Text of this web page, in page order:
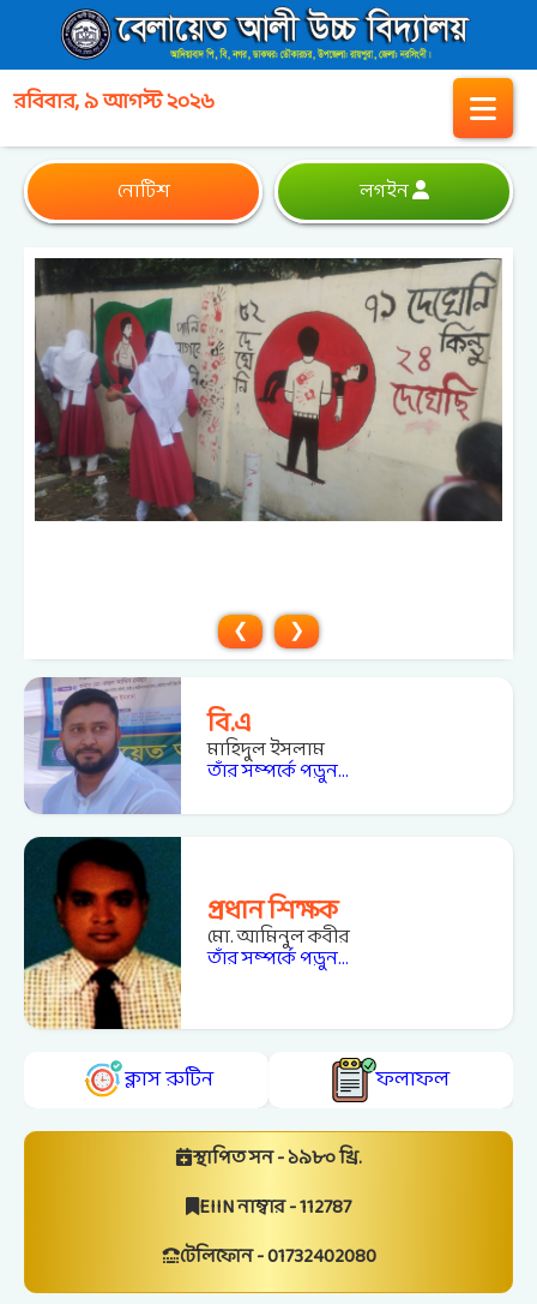
রবিবার, ৯ আগস্ট ২০২৬
নোটিশ লগইন
❮ ❯
বি.এ
মাহিদুল ইসলাম
তাঁর সম্পর্কে পড়ুন...
প্রধান শিক্ষক
মো. আমিনুল কবীর
তাঁর সম্পর্কে পড়ুন...
ক্লাস রুটিন ফলাফল
স্থাপিত সন - ১৯৮০ খ্রি.
EIIN নাম্বার - 112787
টেলিফোন - 01732402080